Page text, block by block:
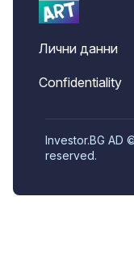
Лични данни
Confidentiality
Investor.BG AD
reserved.